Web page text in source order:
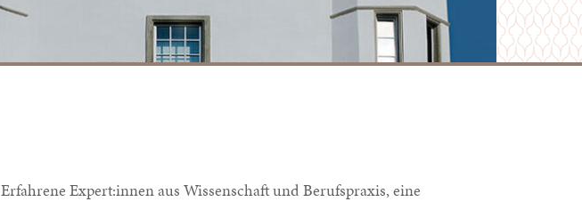
Erfahrene Expert:innen aus Wissenschaft und Berufspraxis, eine